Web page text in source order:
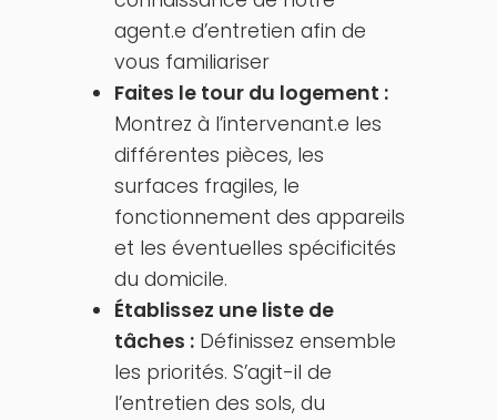
agent.e d’entretien afin de
vous familiariser
Faites le tour du logement :
Montrez à l’intervenant.e les
différentes pièces, les
surfaces fragiles, le
fonctionnement des appareils
et les éventuelles spécificités
du domicile.
Établissez une liste de
tâches :Définissez ensemble
les priorités. S’agit-il de
l’entretien des sols, du